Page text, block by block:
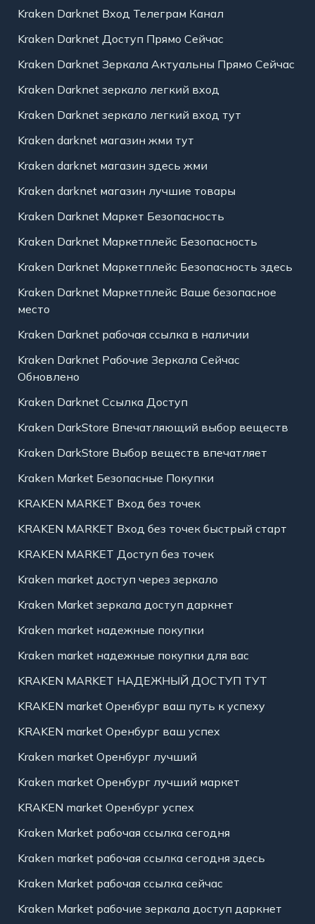
Kraken Darknet Вход Телеграм Канал
Kraken Darknet Доступ Прямо Сейчас
Kraken Darknet Зеркала Актуальны Прямо Сейчас
Kraken Darknet зеркало легкий вход
Kraken Darknet зеркало легкий вход тут
Kraken darknet магазин жми тут
Kraken darknet магазин здесь жми
Kraken darknet магазин лучшие товары
Kraken Darknet Маркет Безопасность
Kraken Darknet Маркетплейс Безопасность
Kraken Darknet Маркетплейс Безопасность здесь
Kraken Darknet Маркетплейс Ваше безопасное
место
Kraken Darknet рабочая ссылка в наличии
Kraken Darknet Рабочие Зеркала Сейчас
Обновлено
Kraken Darknet Ссылка Доступ
Kraken DarkStore Впечатляющий выбор веществ
Kraken DarkStore Выбор веществ впечатляет
Kraken Market Безопасные Покупки
KRAKEN MARKET Вход без точек
KRAKEN MARKET Вход без точек быстрый старт
KRAKEN MARKET Доступ без точек
Kraken market доступ через зеркало
Kraken Market зеркала доступ даркнет
Kraken market надежные покупки
Kraken market надежные покупки для вас
KRAKEN MARKET НАДЕЖНЫЙ ДОСТУП ТУТ
KRAKEN market Оренбург ваш путь к успеху
KRAKEN market Оренбург ваш успех
Kraken market Оренбург лучший
Kraken market Оренбург лучший маркет
KRAKEN market Оренбург успех
Kraken Market рабочая ссылка сегодня
Kraken market рабочая ссылка сегодня здесь
Kraken Market рабочая ссылка сейчас
Kraken Market рабочие зеркала доступ даркнет